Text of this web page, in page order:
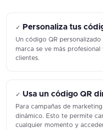
✓ Personaliza tus
Un código QR
marca se ve más
clientes.
✓ Usa un código QR
Para campañas de
dinámico. Esto te permite
cualquier momento y